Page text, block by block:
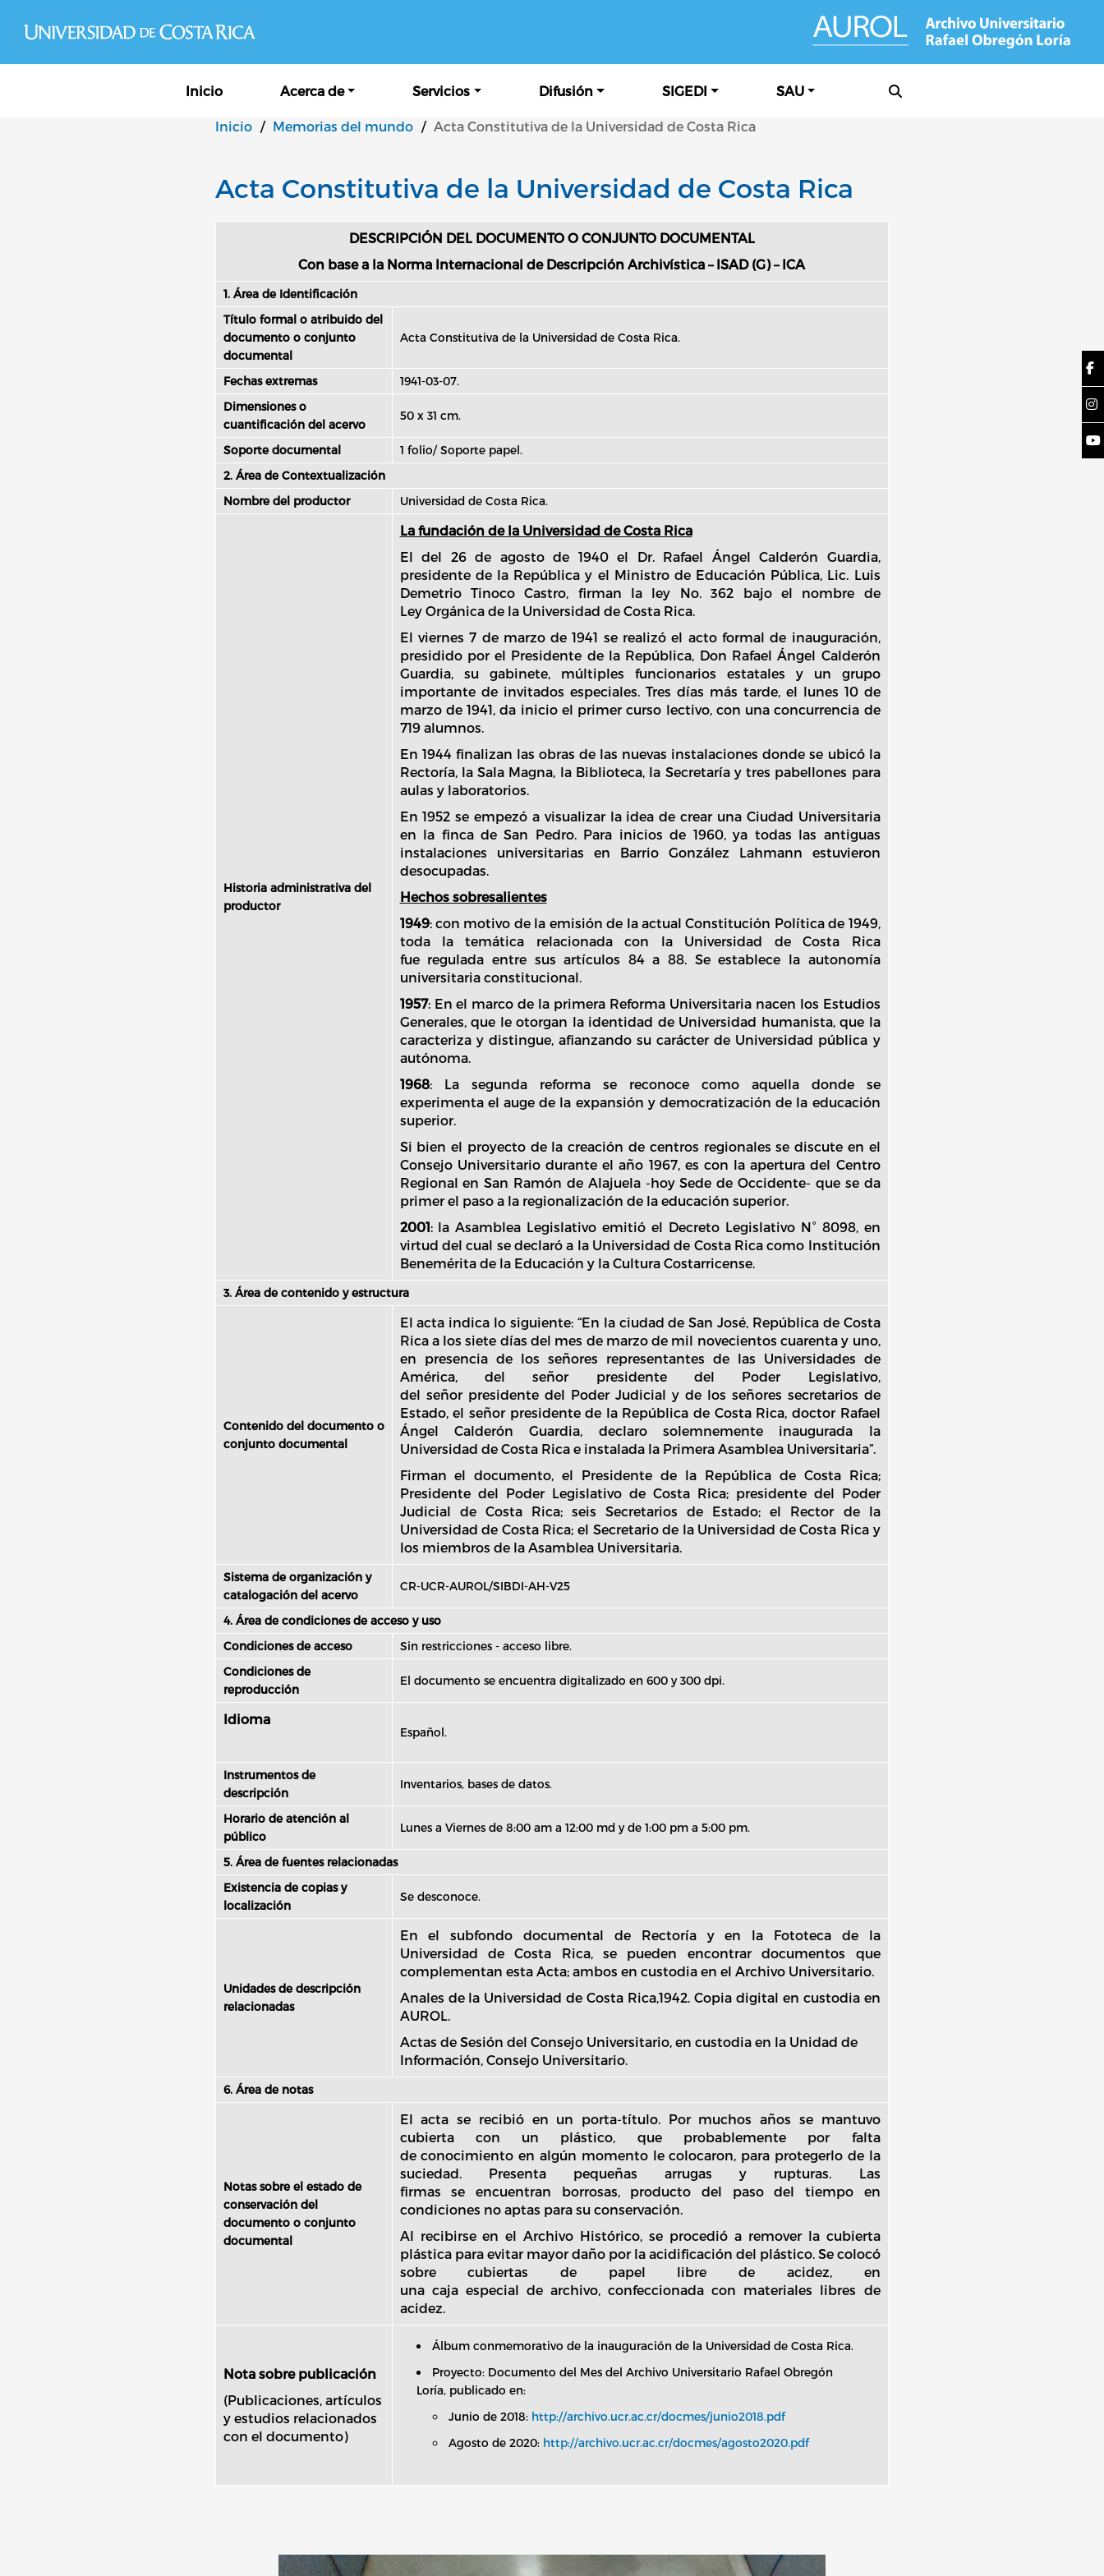
Inicio Acerca de Servicios Difusión SIGEDI SAU
Inicio / Memorias del mundo / Acta Constitutiva de la Universidad de Costa Rica
Acta Constitutiva de la Universidad de Costa Rica
DESCRIPCIÓN DEL DOCUMENTO O CONJUNTO DOCUMENTAL
Con base a la Norma Internacional de Descripción Archivística – ISAD (G) – ICA
1. Área de Identificación
Título formal o atribuido del
documento o conjunto
documental
Acta Constitutiva de la Universidad de Costa Rica.
Fechas extremas
1941-03-07.
Dimensiones o
cuantificación del acervo
50 x 31 cm.
Soporte documental
1 folio/ Soporte papel.
2. Área de Contextualización
Nombre del productor
Universidad de Costa Rica.
Historia administrativa del
productor
La fundación de la Universidad de Costa Rica
El del 26 de agosto de 1940 el Dr. Rafael Ángel Calderón Guardia,
presidente de la República y el Ministro de Educación Pública, Lic. Luis
Demetrio Tinoco Castro, firman la ley No. 362 bajo el nombre de
Ley Orgánica de la Universidad de Costa Rica.
El viernes 7 de marzo de 1941 se realizó el acto formal de inauguración,
presidido por el Presidente de la República, Don Rafael Ángel Calderón
Guardia, su gabinete, múltiples funcionarios estatales y un grupo
importante de invitados especiales. Tres días más tarde, el lunes 10 de
marzo de 1941, da inicio el primer curso lectivo, con una concurrencia de
719 alumnos.
En 1944 finalizan las obras de las nuevas instalaciones donde se ubicó la
Rectoría, la Sala Magna, la Biblioteca, la Secretaría y tres pabellones para
aulas y laboratorios.
En 1952 se empezó a visualizar la idea de crear una Ciudad Universitaria
en la finca de San Pedro. Para inicios de 1960, ya todas las antiguas
instalaciones universitarias en Barrio González Lahmann estuvieron
desocupadas.
Hechos sobresalientes
1949: con motivo de la emisión de la actual Constitución Política de 1949,
toda la temática relacionada con la Universidad de Costa Rica
fue regulada entre sus artículos 84 a 88. Se establece la autonomía
universitaria constitucional.
1957: En el marco de la primera Reforma Universitaria nacen los Estudios
Generales, que le otorgan la identidad de Universidad humanista, que la
caracteriza y distingue, afianzando su carácter de Universidad pública y
autónoma.
1968: La segunda reforma se reconoce como aquella donde se
experimenta el auge de la expansión y democratización de la educación
superior.
Si bien el proyecto de la creación de centros regionales se discute en el
Consejo Universitario durante el año 1967, es con la apertura del Centro
Regional en San Ramón de Alajuela -hoy Sede de Occidente- que se da
primer el paso a la regionalización de la educación superior.
2001: la Asamblea Legislativo emitió el Decreto Legislativo N° 8098, en
virtud del cual se declaró a la Universidad de Costa Rica como Institución
Benemérita de la Educación y la Cultura Costarricense.
3. Área de contenido y estructura
Contenido del documento o
conjunto documental
El acta indica lo siguiente: “En la ciudad de San José, República de Costa
Rica a los siete días del mes de marzo de mil novecientos cuarenta y uno,
en presencia de los señores representantes de las Universidades de
América, del señor presidente del Poder Legislativo,
del señor presidente del Poder Judicial y de los señores secretarios de
Estado, el señor presidente de la República de Costa Rica, doctor Rafael
Ángel Calderón Guardia, declaro solemnemente inaugurada la
Universidad de Costa Rica e instalada la Primera Asamblea Universitaria”.
Firman el documento, el Presidente de la República de Costa Rica;
Presidente del Poder Legislativo de Costa Rica; presidente del Poder
Judicial de Costa Rica; seis Secretarios de Estado; el Rector de la
Universidad de Costa Rica; el Secretario de la Universidad de Costa Rica y
los miembros de la Asamblea Universitaria.
Sistema de organización y
catalogación del acervo
CR-UCR-AUROL/SIBDI-AH-V25
4. Área de condiciones de acceso y uso
Condiciones de acceso
Sin restricciones - acceso libre.
Condiciones de
reproducción
El documento se encuentra digitalizado en 600 y 300 dpi.
Idioma
Español.
Instrumentos de
descripción
Inventarios, bases de datos.
Horario de atención al
público
Lunes a Viernes de 8:00 am a 12:00 md y de 1:00 pm a 5:00 pm.
5. Área de fuentes relacionadas
Existencia de copias y
localización
Se desconoce.
Unidades de descripción
relacionadas
En el subfondo documental de Rectoría y en la Fototeca de la
Universidad de Costa Rica, se pueden encontrar documentos que
complementan esta Acta; ambos en custodia en el Archivo Universitario.
Anales de la Universidad de Costa Rica,1942. Copia digital en custodia en
AUROL.
Actas de Sesión del Consejo Universitario, en custodia en la Unidad de
Información, Consejo Universitario.
6. Área de notas
Notas sobre el estado de
conservación del
documento o conjunto
documental
El acta se recibió en un porta-título. Por muchos años se mantuvo
cubierta con un plástico, que probablemente por falta
de conocimiento en algún momento le colocaron, para protegerlo de la
suciedad. Presenta pequeñas arrugas y rupturas. Las
firmas se encuentran borrosas, producto del paso del tiempo en
condiciones no aptas para su conservación.
Al recibirse en el Archivo Histórico, se procedió a remover la cubierta
plástica para evitar mayor daño por la acidificación del plástico. Se colocó
sobre cubiertas de papel libre de acidez, en
una caja especial de archivo, confeccionada con materiales libres de
acidez.
Nota sobre publicación
(Publicaciones, artículos
y estudios relacionados
con el documento)
Álbum conmemorativo de la inauguración de la Universidad de Costa Rica.
Proyecto: Documento del Mes del Archivo Universitario Rafael Obregón
Loría, publicado en:
Junio de 2018: http://archivo.ucr.ac.cr/docmes/junio2018.pdf
Agosto de 2020: http://archivo.ucr.ac.cr/docmes/agosto2020.pdf